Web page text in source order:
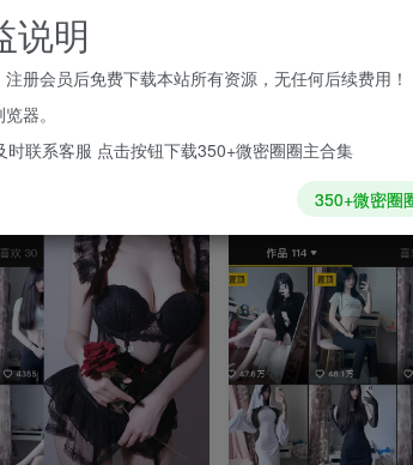
说明
册会员后免费下载本站所有资源，无任何后续费用！
器。
时联系客服 点击按钮下载350+微密圈圈主合集
350+微密圈